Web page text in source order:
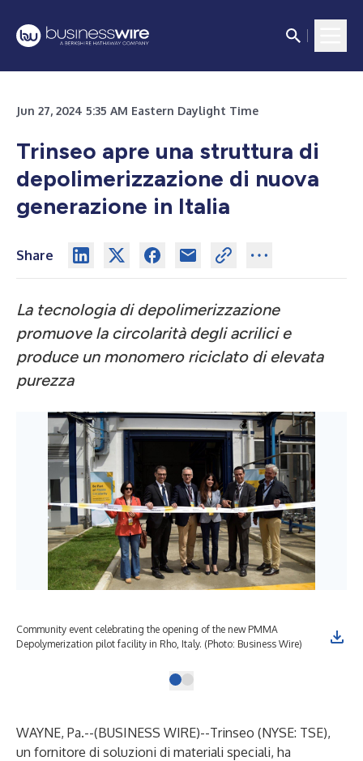
Jun 27, 2024 5:35 AM Eastern Daylight Time
Trinseo apre una struttura di
depolimerizzazione di nuova
generazione in Italia
Share
La tecnologia di depolimerizzazione
promuove la circolarità degli acrilici e
produce un monomero riciclato di elevata
purezza
Community event celebrating the opening of the new PMMA
Depolymerization pilot facility in Rho, Italy. (Photo: Business Wire)
WAYNE, Pa.--(BUSINESS WIRE)--Trinseo (NYSE: TSE),
un fornitore di soluzioni di materiali speciali, ha